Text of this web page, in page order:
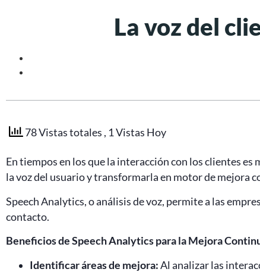
La voz del
78 Vistas totales , 1 Vistas Hoy
En tiempos en los que la interacción con los clientes es
la voz del usuario y transformarla en motor de mejora
Speech Analytics, o análisis de voz, permite a las
contacto.
Beneficios de Speech Analytics para la Mejora
Identificar áreas de mejora:Al analizar las